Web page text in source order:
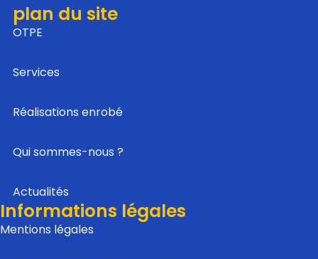
plan du site
OTPE
Services
Réalisations enrobé
Qui sommes-nous ?
Actualités
Informations légales
Mentions légales